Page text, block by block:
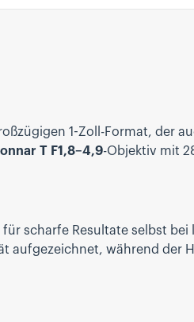
1-Zoll-Format, der
T F1,8–4,9-Objektiv mit
scharfe Resultate selbst
aufgezeichnet, während der